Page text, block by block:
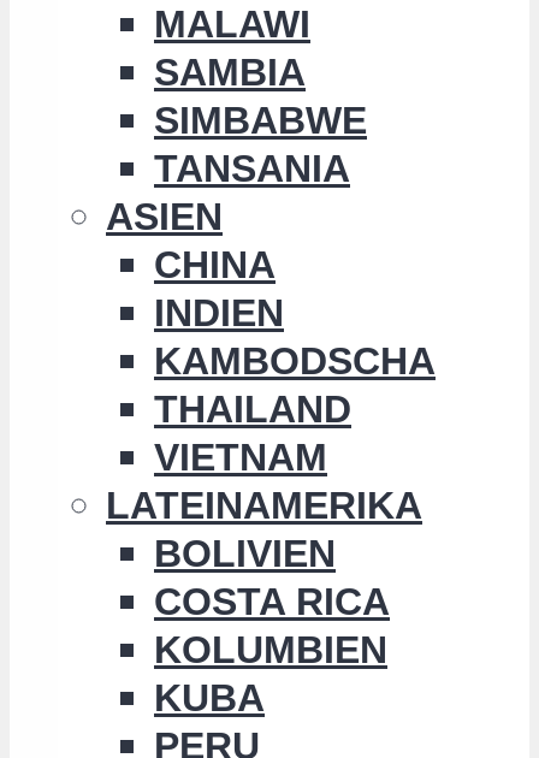
MALAWI
SAMBIA
SIMBABWE
TANSANIA
ASIEN
CHINA
INDIEN
KAMBODSCHA
THAILAND
VIETNAM
LATEINAMERIKA
BOLIVIEN
COSTA RICA
KOLUMBIEN
KUBA
PERU